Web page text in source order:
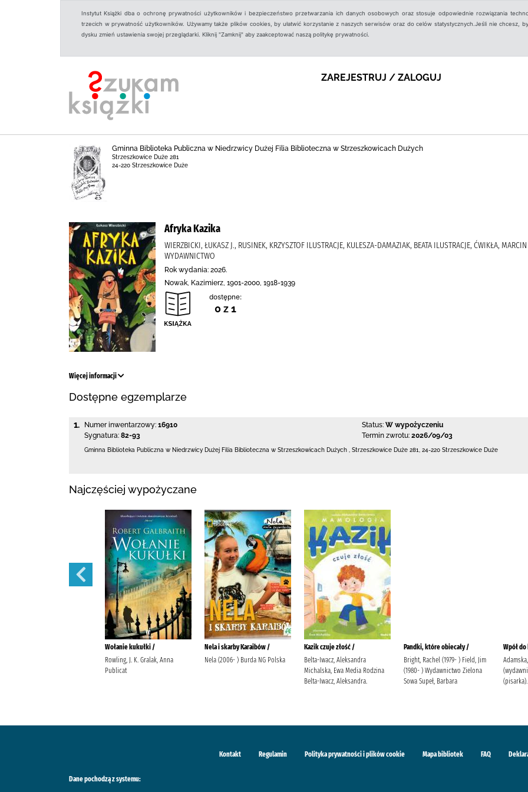
Instytut Książki dba o ochronę prywatności użytkowników i bezpieczeństwo przetwarzania ich danych osobowych oraz stosuje odpowiednie rozwiązania
trzecich w prywatność użytkowników. Używamy także plików cookies, by ułatwić korzystanie z naszych serwisów oraz do celów statystycznych.Jeśli nie chcesz,
dysku zmień ustawienia swojej przeglądarki. Kliknij "Zamknij" aby zaakceptować naszą politykę prywatności.
ZAREJESTRUJ / ZALOGUJ
Gminna Biblioteka Publiczna w Niedrzwicy Dużej Filia Biblioteczna w Strzeszkowicach Dużych
Strzeszkowice Duże 281
24-220 Strzeszkowice Duże
Afryka Kazika
WIERZBICKI, ŁUKASZ J., RUSINEK, KRZYSZTOF ILUSTRACJE, KULESZA-DAMAZIAK, BEATA ILUSTRACJE, ĆWIKŁA,
WYDAWNICTWO
Rok wydania: 2026.
Nowak, Kazimierz, 1901-2000, 1918-1939
dostępne:
0 z 1
Więcej informacji
Dostępne egzemplarze
1. Numer inwentarzowy: 16910
Sygnatura: 82-93
Status: W wypożyczeniu
Termin zwrotu: 2026/09/03
Gminna Biblioteka Publiczna w Niedrzwicy Dużej Filia Biblioteczna w Strzeszkowicach Dużych Strzeszkowice Duże 281 24-220 Strzeszkowice Duże
Najczęściej wypożyczane
Wołanie kukułki /
Rowling, J. K. Gralak, Anna
Publicat
Nela i skarby Karaibów /
Nela (2006- ) Burda NG Polska
Kazik czuje złość /
Belta-Iwacz, Aleksandra
Michalska, Ewa Media Rodzina
Belta-Iwacz, Aleksandra.
Pandki, które obiecały /
Bright, Rachel (1979- ) Field, Jim
(1980- ) Wydawnictwo Zielona
Sowa Supeł, Barbara
Wpół
(pisarka).
Kontakt Regulamin Polityka prywatności i plików cookie Mapa bibliotek FAQ
Dane pochodzą z systemu: